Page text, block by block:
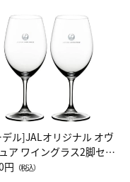
ル]JALオリジナル オヴ
ア ワイングラス2脚セッ
ッドワイン）
円 （税込）